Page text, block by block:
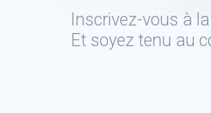
Inscrivez-vous à
Et soyez tenu au